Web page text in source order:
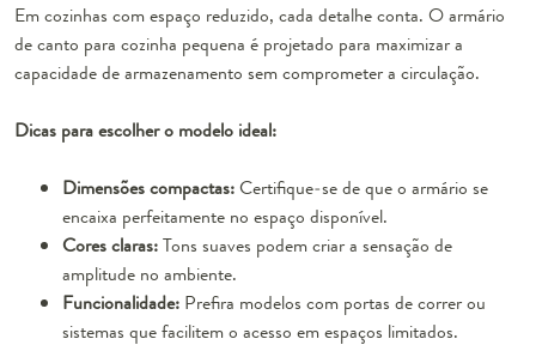
Em cozinhas com espaço reduzido, cada detalhe conta. O armário
de canto para cozinha pequena é projetado para maximizar a
capacidade de armazenamento sem comprometer a circulação.
Dicas para escolher o modelo ideal:
Dimensões compactas:Certifique-se de que o armário se
encaixa perfeitamente no espaço disponível.
Cores claras:Tons suaves podem criar a sensação de
amplitude no ambiente.
Funcionalidade: Prefira modelos com portas de correr ou
sistemas que facilitem o acesso em espaços limitados.